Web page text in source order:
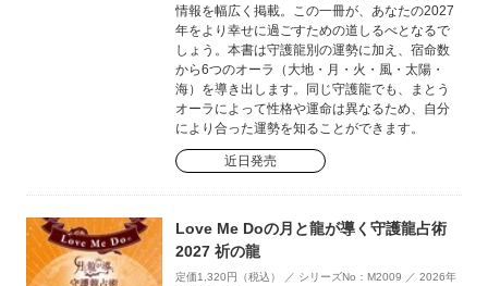
情報を幅広く掲載。この一冊が、あなたの2027
年をより幸せに過ごすための道しるべとなるで
しょう。本書は守護龍別の運勢に加え、宿命数
から6つのオーラ（大地・月・火・風・太陽・
海）を導き出します。同じ守護龍でも、まとう
オーラによって性格や運命は異なるため、自分
により合った運勢を知ることができます。
近日発売
Love Me Doの月と龍が導く守護龍占術
2027 祈の龍
定価1,320円（税込） ／ シリーズNo：M2009 ／ 2026年